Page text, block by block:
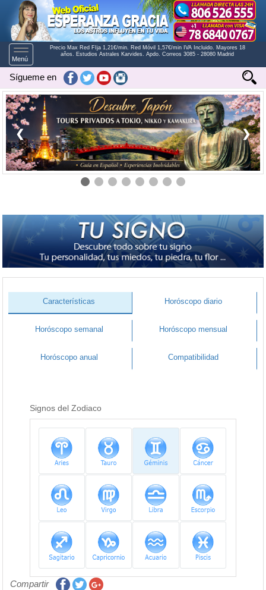
Toggle
navigation
Menú
Precio Max Red FIja 1,21€/min. Red Móvil 1,57€/min IVA Incluido. Mayores 18
años. Estudios Astrales Karvides. Apdo. Correos 3085 - 28080 Madrid
Sígueme en
❮ ❯
Características Horóscopo diario
Horóscopo semanal Horóscopo mensual
Horóscopo anual Compatibilidad
Signos del Zodiaco
Compartir